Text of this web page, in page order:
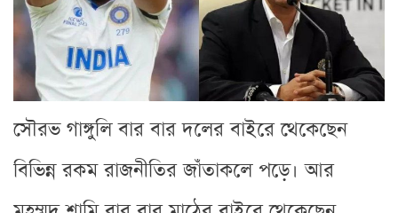
সৌরভ গাঙ্গুলি বার বার দলের বাইরে থেকেছেন
বিভিন্ন রকম রাজনীতির জাঁতাকলে পড়ে। আর